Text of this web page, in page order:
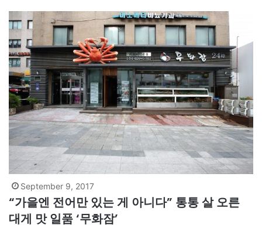
September 9, 2017
“가을엔 전어만 있는 게 아니다” 통통 살 오른
대게 맛 일품 ‘무화잠’